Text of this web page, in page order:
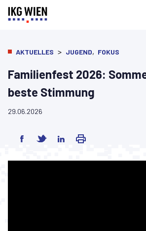
AKTUELLES > JUGEND, FOKUS
Familienfest 2026:
beste Stimmung
29.06.2026